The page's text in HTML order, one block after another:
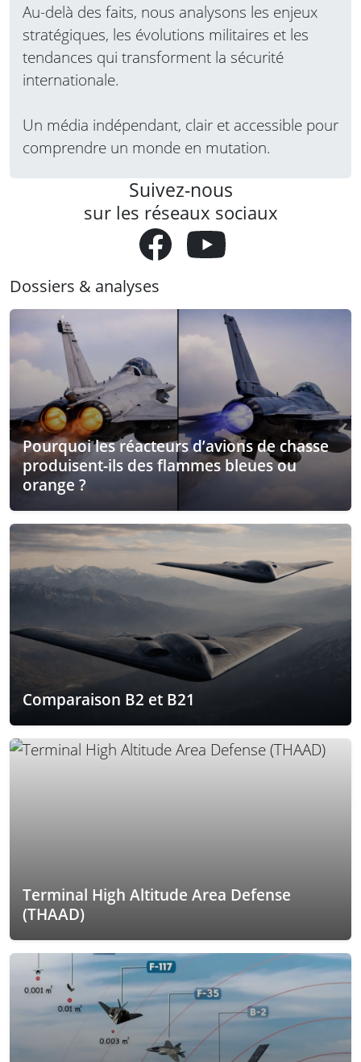
Au-delà des faits, nous analysons les enjeux
stratégiques, les évolutions militaires et les
tendances qui transforment la sécurité
internationale.
Un média indépendant, clair et accessible pour
comprendre un monde en mutation.
Suivez-nous
sur les réseaux sociaux
Dossiers & analyses
Pourquoi les réacteurs d’avions de chasse
produisent-ils des flammes bleues ou
orange ?
Comparaison B2 et B21
Terminal High Altitude Area Defense
(THAAD)